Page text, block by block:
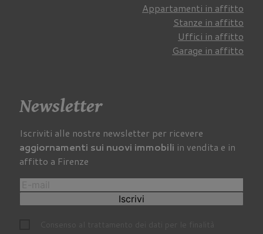
Appartamenti in affitto
Stanze in affitto
Uffici in affitto
Garage in affitto
Newsletter
Iscriviti alle nostre newsletter per ricevere
aggiornamenti sui nuovi immobili in vendita e in
affitto a Firenze
Iscrivi